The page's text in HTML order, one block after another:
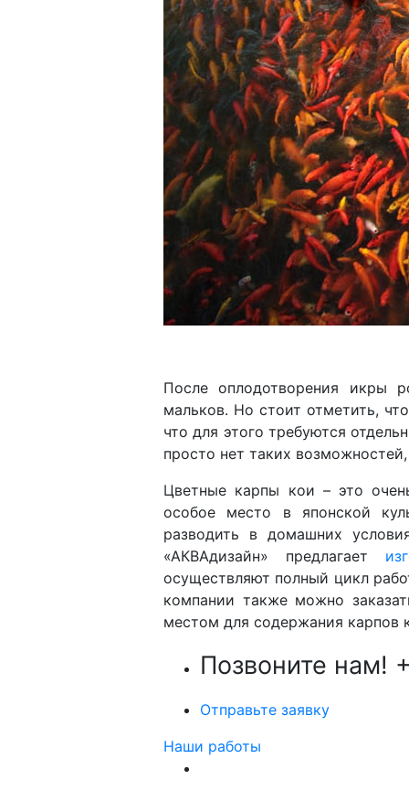
После оплодотворения икры
мальков. Но стоит отметить,
что для этого требуются
просто нет таких
Цветные карпы кои – это
особое место в японской
разводить в домашних
«АКВАдизайн» предлагает
осуществляют полный цикл
компании также можно
местом для содержания карпов
Позвоните нам!
Отправьте заявку
Наши работы